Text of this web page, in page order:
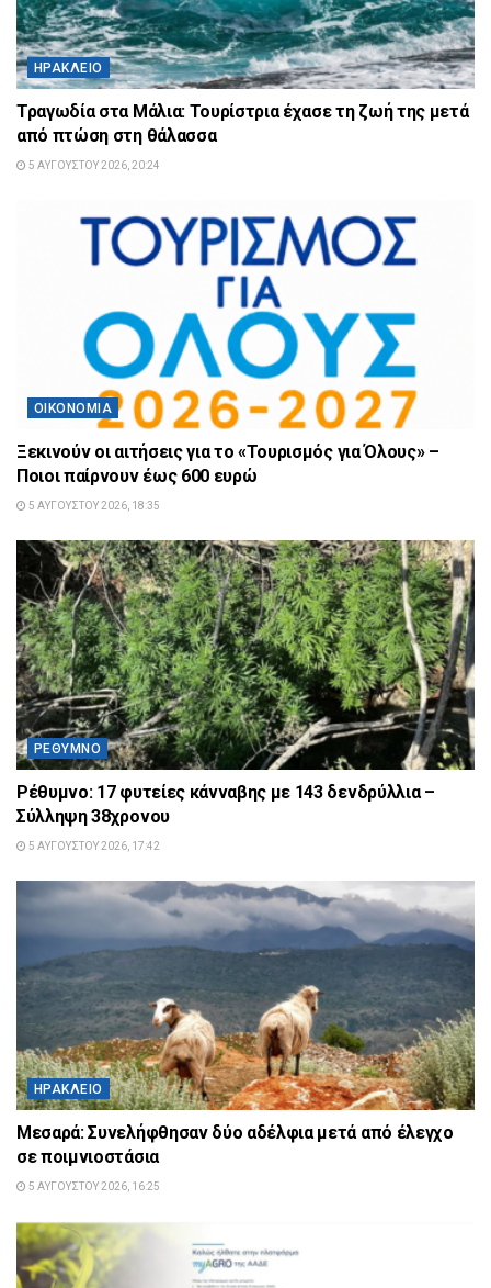
ΗΡΆΚΛΕΙΟ
Τραγωδία στα Μάλια: Τουρίστρια έχασε τη ζωή της μετά
από πτώση στη θάλασσα
5 ΑΥΓΟΎΣΤΟΥ 2026, 20:24
ΟΙΚΟΝΟΜΊΑ
Ξεκινούν οι αιτήσεις για το «Τουρισμός για Όλους» –
Ποιοι παίρνουν έως 600 ευρώ
5 ΑΥΓΟΎΣΤΟΥ 2026, 18:35
ΡΈΘΥΜΝΟ
Ρέθυμνο: 17 φυτείες κάνναβης με 143 δενδρύλλια –
Σύλληψη 38χρονου
5 ΑΥΓΟΎΣΤΟΥ 2026, 17:42
ΗΡΆΚΛΕΙΟ
Μεσαρά: Συνελήφθησαν δύο αδέλφια μετά από έλεγχο
σε ποιμνιοστάσια
5 ΑΥΓΟΎΣΤΟΥ 2026, 16:25